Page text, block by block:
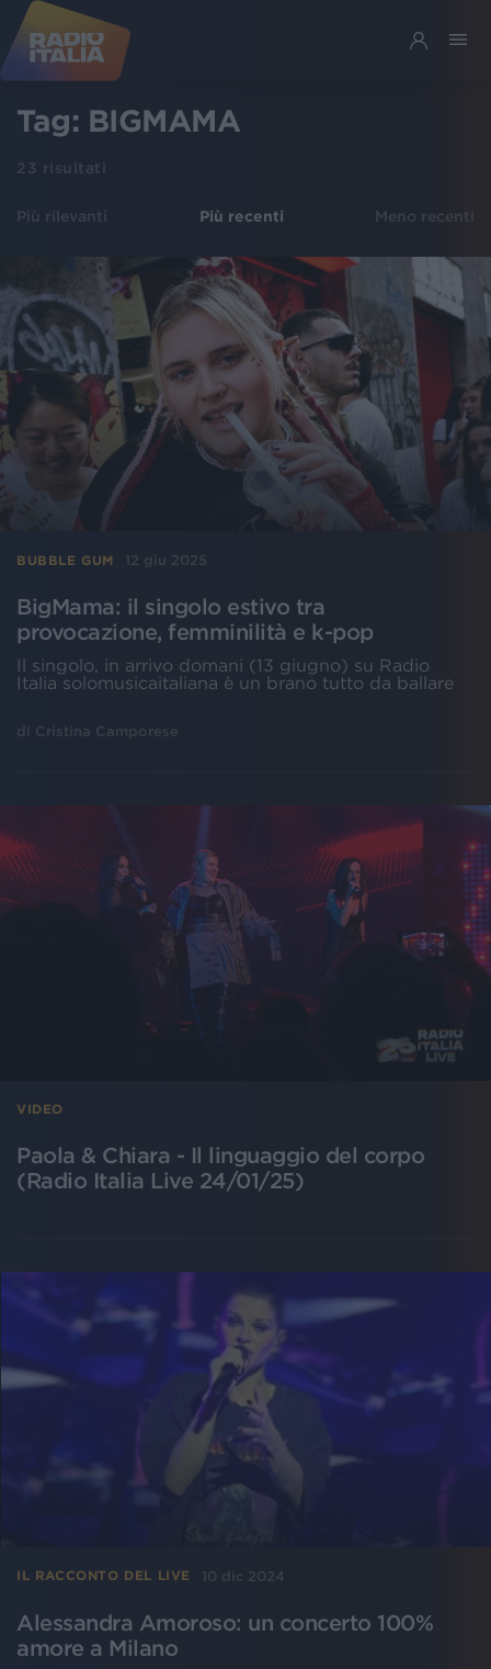
Tag: BIGMAMA
23 risultati
Più rilevanti Più recenti Meno recenti
BUBBLE GUM 12 giu 2025
BigMama: il singolo estivo tra
provocazione, femminilità e k-pop
Il singolo, in arrivo domani (13 giugno) su Radio
Italia solomusicaitaliana è un brano tutto da ballare
di Cristina Camporese
VIDEO
Paola & Chiara - Il linguaggio del corpo
(Radio Italia Live 24/01/25)
IL RACCONTO DEL LIVE 10 dic 2024
Alessandra Amoroso: un concerto 100%
amore a Milano